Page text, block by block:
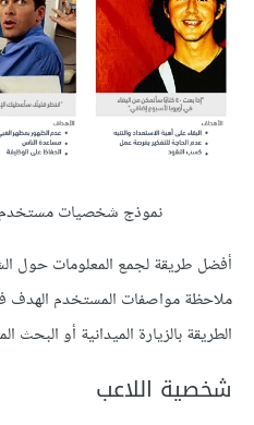
نموذج شخصيات مستخدم
أفضل طريقة لجمع المعلومات حول
ملاحظة مواصفات المستخدم الهدف
الطريقة بالزيارة الميدانية أو
شخصية اللاعب